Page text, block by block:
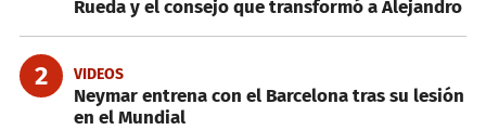
Rueda y el consejo que transformó a Alejandro
2 VIDEOS
Neymar entrena con el Barcelona tras su lesión
en el Mundial